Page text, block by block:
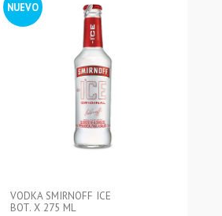
NUEVO
VODKA SMIRNOFF ICE
BOT. X 275 ML